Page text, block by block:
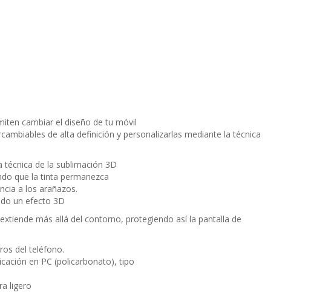
cambiar el diseño de tu móvil
de alta definición y personalizarlas mediante la técnica
técnica de la sublimación 3D
que la tinta permanezca
a los arañazos.
un efecto 3D
más allá del contorno, protegiendo así la pantalla de
del teléfono.
en PC (policarbonato), tipo
ligero